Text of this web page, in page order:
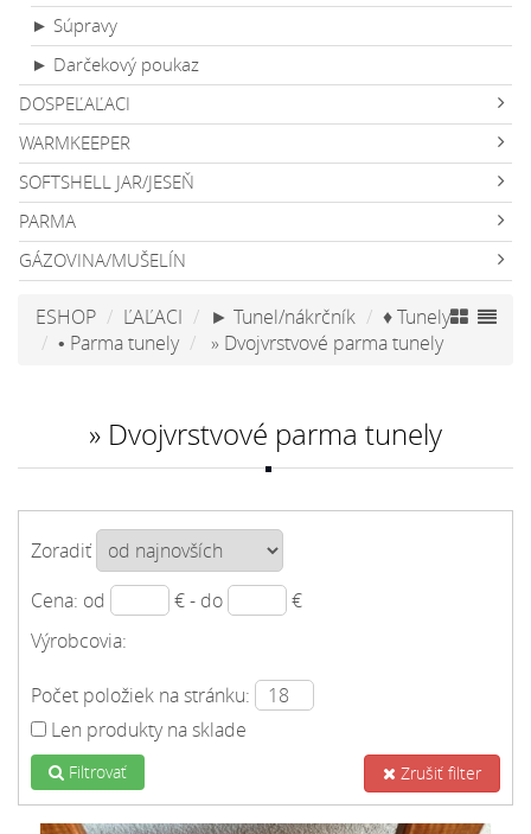
► Súpravy
► Darčekový poukaz
DOSPEĽAĽACI
WARMKEEPER
SOFTSHELL JAR/JESEŇ
PARMA
GÁZOVINA/MUŠELÍN
ESHOP ĽAĽACI ► Tunel/nákrčník
♦ Tunely
• Parma tunely
» Dvojvrstvové parma tunely
» Dvojvrstvové parma tunely
Zoradiť
Cena: od
€ - do
€
Výrobcovia:
Počet položiek na stránku:
Len produkty na sklade
Filtrovať Zrušiť filter